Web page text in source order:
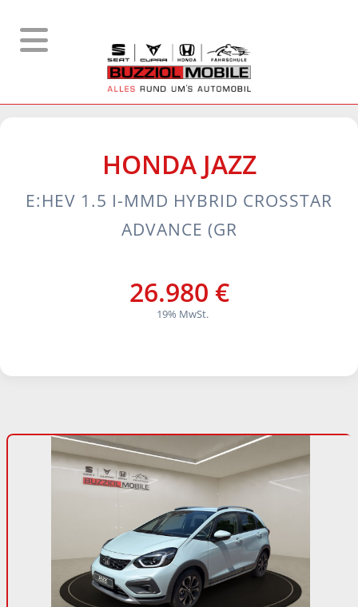
HONDA JAZZ
E:HEV 1.5 I-MMD HYBRID CROSSTAR
ADVANCE (GR
26.980 €
19% MwSt.